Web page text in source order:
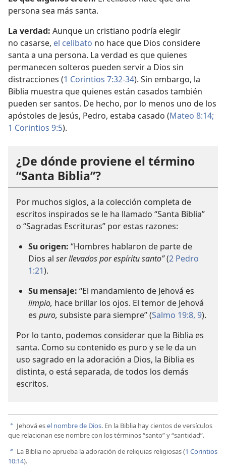
persona sea más santa.
La verdad: Aunque un cristiano podría elegir
no casarse, el celibato no hace que Dios considere
santa a una persona. La verdad es que quienes
permanecen solteros pueden servir a Dios sin
distracciones (1 Corintios 7:32-34). Sin embargo, la
Biblia muestra que quienes están casados también
pueden ser santos. De hecho, por lo menos uno de los
apóstoles de Jesús, Pedro, estaba casado (Mateo 8:14;
1 Corintios 9:5).
¿De dónde proviene el término
“Santa Biblia”?
Por muchos siglos, a la colección completa de
escritos inspirados se le ha llamado “Santa Biblia”
o “Sagradas Escrituras” por estas razones:
Su origen: “Hombres hablaron de parte de
Dios al ser llevados por espíritu santo”(2 Pedro
1:21).
Su mensaje: “El mandamiento de Jehová es
limpio, hace brillar los ojos. El temor de Jehová
es puro, subsiste para siempre” (Salmo 19:8, 9).
Por lo tanto, podemos considerar que la Biblia es
santa. Como su contenido es puro y se le da un
uso sagrado en la adoración a Dios, la Biblia es
distinta, o está separada, de todos los demás
escritos.
a Jehová esel nombre de Dios. En la Biblia hay cientos de versículos
que relacionan ese nombre con los términos “santo” y “santidad”.
b La Biblia no aprueba la adoración de reliquias religiosas (1 Corintios
10:14).